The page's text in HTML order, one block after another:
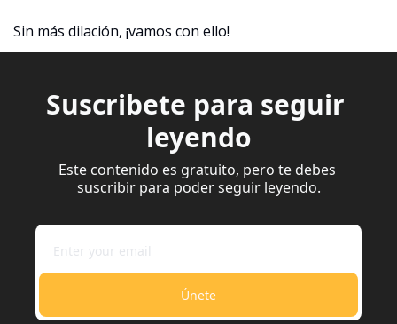
Sin más dilación, ¡vamos con ello!
Suscribete para seguir
leyendo
Este contenido es gratuito, pero te debes
suscribir para poder seguir leyendo.
Únete